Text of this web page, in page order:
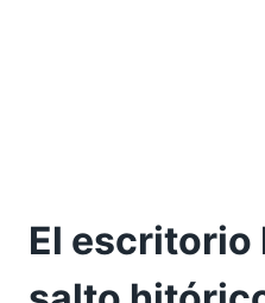
El escritorio